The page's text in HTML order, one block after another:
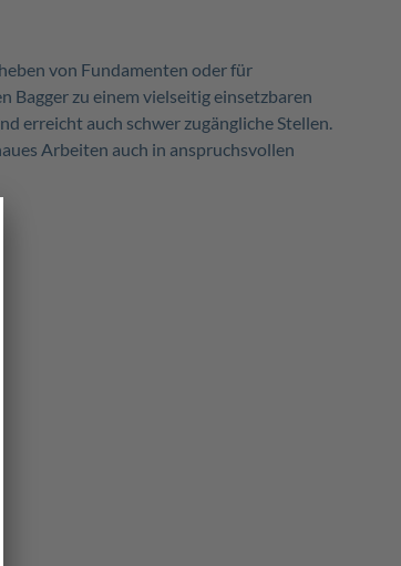
von Fundamenten oder für
Bagger zu einem vielseitig einsetzbaren
erreicht auch schwer zugängliche Stellen.
Arbeiten auch in anspruchsvollen